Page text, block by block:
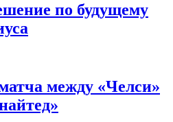
по будущему
между «Челси»